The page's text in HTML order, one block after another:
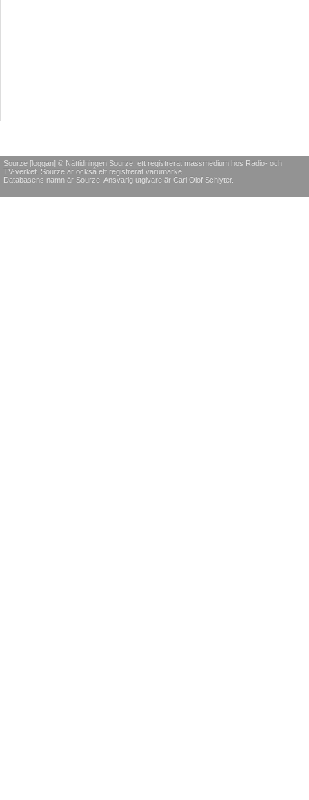
Sourze [loggan] © Nättidningen Sourze, ett registrerat massmedium hos Radio- och
TV-verket. Sourze är också ett registrerat varumärke.
Databasens namn är Sourze. Ansvarig utgivare är Carl Olof Schlyter.